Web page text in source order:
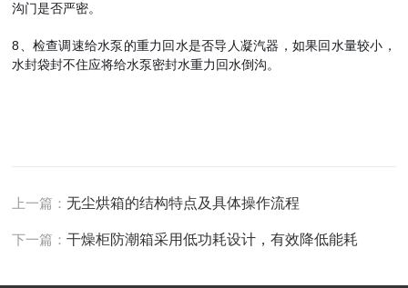
沟门是否严密。
8、检查调速给水泵的重力回水是否导人凝汽器，如果回水量较小，
水封袋封不住应将给水泵密封水重力回水倒沟。
上一篇：无尘烘箱的结构特点及具体操作流程
下一篇：干燥柜防潮箱采用低功耗设计，有效降低能耗